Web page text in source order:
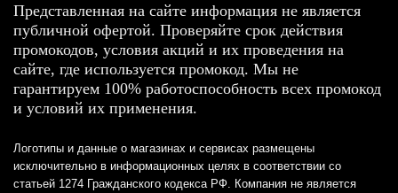
Представленная на сайте информация не является
публичной офертой. Проверяйте срок действия
промокодов, условия акций и их проведения на
сайте, где используется промокод. Мы не
гарантируем 100% работоспособность всех промокод
и условий их применения.
Логотипы и данные о магазинах и сервисах размещены
исключительно в информационных целях в соответствии со
статьей 1274 Гражданского кодекса РФ. Компания не является